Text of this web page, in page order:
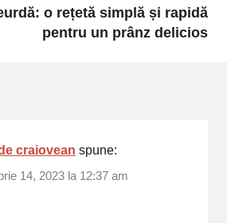
o rețetă simplă și rapidă
pentru un prânz delicios
craiovean spune:
14, 2023 la 12:37 am